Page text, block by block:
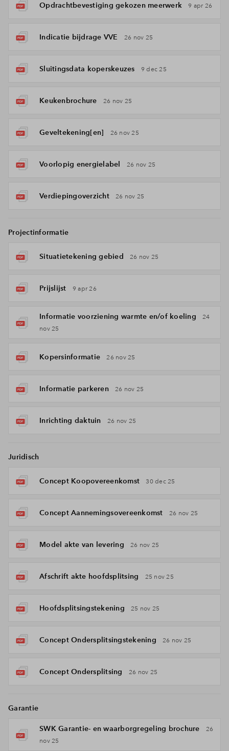
Opdrachtbevestiging gekozen meerwerk 9 apr 26
Indicatie bijdrage VVE 26 nov 25
Sluitingsdata koperskeuzes 9 dec 25
Keukenbrochure 26 nov 25
Geveltekening[en] 26 nov 25
Voorlopig energielabel 26 nov 25
Verdiepingoverzicht 26 nov 25
Projectinformatie
Situatietekening gebied 26 nov 25
Prijslijst 9 apr 26
Informatie voorziening warmte en/of koeling
24
nov 25
Kopersinformatie 26 nov 25
Informatie parkeren 26 nov 25
Inrichting daktuin 26 nov 25
Juridisch
Concept Koopovereenkomst 30 dec 25
Concept Aannemingsovereenkomst 26 nov 25
Model akte van levering 26 nov 25
Afschrift akte hoofdsplitsing 25 nov 25
Hoofdsplitsingstekening 25 nov 25
Concept Ondersplitsingstekening 26 nov 25
Concept Ondersplitsing 26 nov 25
Garantie
SWK Garantie- en waarborgregeling brochure
26
nov 25